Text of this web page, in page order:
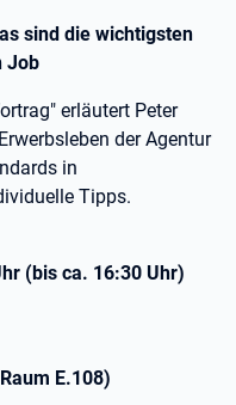
sind die wichtigsten
Job
erläutert Peter
der Agentur
in
Tipps.
(bis ca. 16:30 Uhr)
E.108)